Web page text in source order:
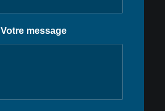
Votre message